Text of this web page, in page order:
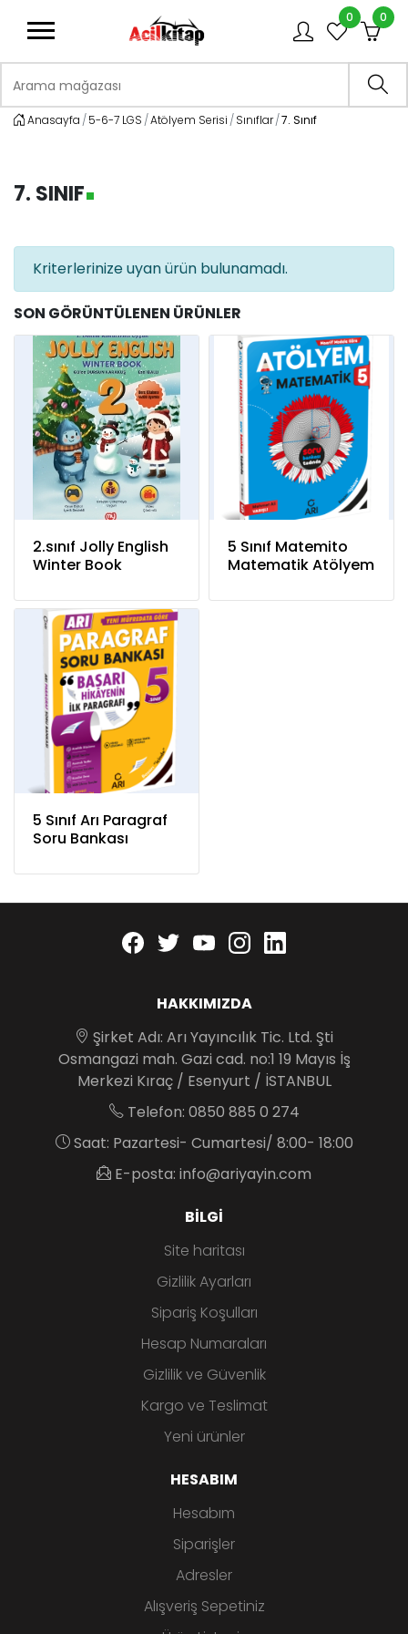
0 0
Anasayfa 5-6-7 LGS Atölyem Serisi Sınıflar 7. Sınıf
7. SINIF
Kriterlerinize uyan ürün bulunamadı.
SON GÖRÜNTÜLENEN ÜRÜNLER
2.sınıf Jolly English
Winter Book
5 Sınıf Matemito
Matematik Atölyem
5 Sınıf Arı Paragraf
Soru Bankası
Facebook
twitteryoutubeinstagram
HAKKIMIZDA
Şirket Adı: Arı Yayıncılık Tic. Ltd. Şti
Osmangazi mah. Gazi cad. no:1 19 Mayıs İş
Merkezi Kıraç / Esenyurt / İSTANBUL
Telefon: 0850 885 0 274
Saat: Pazartesi- Cumartesi/ 8:00- 18:00
E-posta: info@ariyayin.com
BILGI
Site haritası
Gizlilik Ayarları
Sipariş Koşulları
Hesap Numaraları
Gizlilik ve Güvenlik
Kargo ve Teslimat
Yeni ürünler
HESABIM
Hesabım
Siparişler
Adresler
Alışveriş Sepetiniz